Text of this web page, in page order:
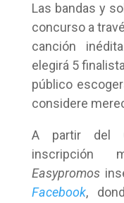
Las bandas y
concurso a
canción
elegirá 5
público
considere
A partir del
inscripción
Easypromos
Facebook,